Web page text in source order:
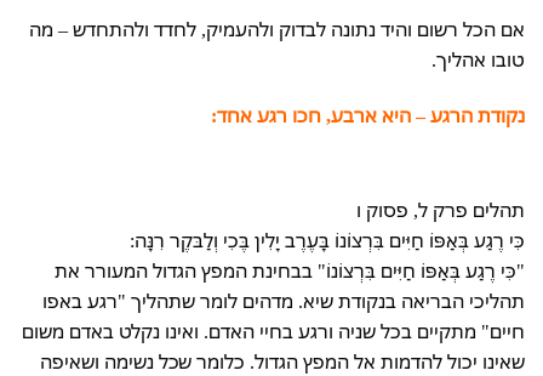
אם הכל רשום והיד נתונה לבדוק ולהעמיק, לחדד ולהתחדש – מה
טובו אהליך.
נקודת הרגע – היא ארבע,חכו רגע אחד:
תהלים פרק ל, פסוק ו
כִּי רֶגַע בְּאַפּוֹ חַיִּים בִּרְצוֹנוֹ בָּעֶרֶב יָלִין בֶּכִי וְלַבּקֶר רִנָּה:
"כִּי רֶגַע בְּאַפּוֹ חַיִּים בִּרְצוֹנוֹ" בבחינת המפץ הגדול המעורר את
תהליכי הבריאה בנקודת שיא. מדהים לומר שתהליך "רגע באפו
חיים" מתקיים בכל שניה ורגע בחיי האדם. ואינו נקלט באדם משום
שאינו יכול להדמות אל המפץ הגדול. כלומר שכל נשימה ושאיפה